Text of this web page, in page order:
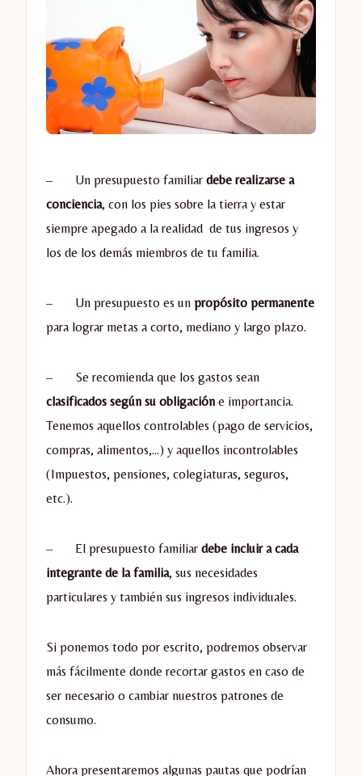
– Un presupuesto familiar debe realizarse a
conciencia, con los pies sobre la tierra y estar
siempre apegado a la realidad de tus ingresos y
los de los demás miembros de tu familia.
– Un presupuesto es un propósito permanente
para lograr metas a corto, mediano y largo plazo.
– Se recomienda que los gastos sean
clasificados según su obligación e importancia.
Tenemos aquellos controlables (pago de servicios,
compras, alimentos,…) y aquellos incontrolables
(Impuestos, pensiones, colegiaturas, seguros,
etc.).
– El presupuesto familiar debe incluir a cada
integrante de la familia, sus necesidades
particulares y también sus ingresos individuales.
Si ponemos todo por escrito, podremos observar
más fácilmente donde recortar gastos en caso de
ser necesario o cambiar nuestros patrones de
consumo.
Ahora presentaremos algunas pautas que podrían